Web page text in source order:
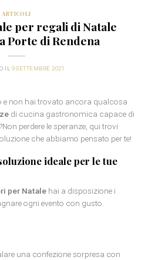
ARTICOLI
per regali di Natale
Porte di Rendena
IL 9 SETTEMBRE 2021
e non hai trovato ancora qualcosa
di cucina gastronomica capace di
perdere le speranze, qui trovi
che abbiamo pensato per te!
ideale per le tue
per Natale hai a disposizione i
ogni evento con gusto.
una confezione sorpresa con